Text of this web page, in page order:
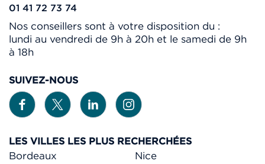
01 41 72 73 74
Nos conseillers sont à votre disposition du :
lundi au vendredi de 9h à 20h et le samedi de 9h
à 18h
SUIVEZ-NOUS
LES VILLES LES PLUS RECHERCHÉES
Bordeaux
Nice